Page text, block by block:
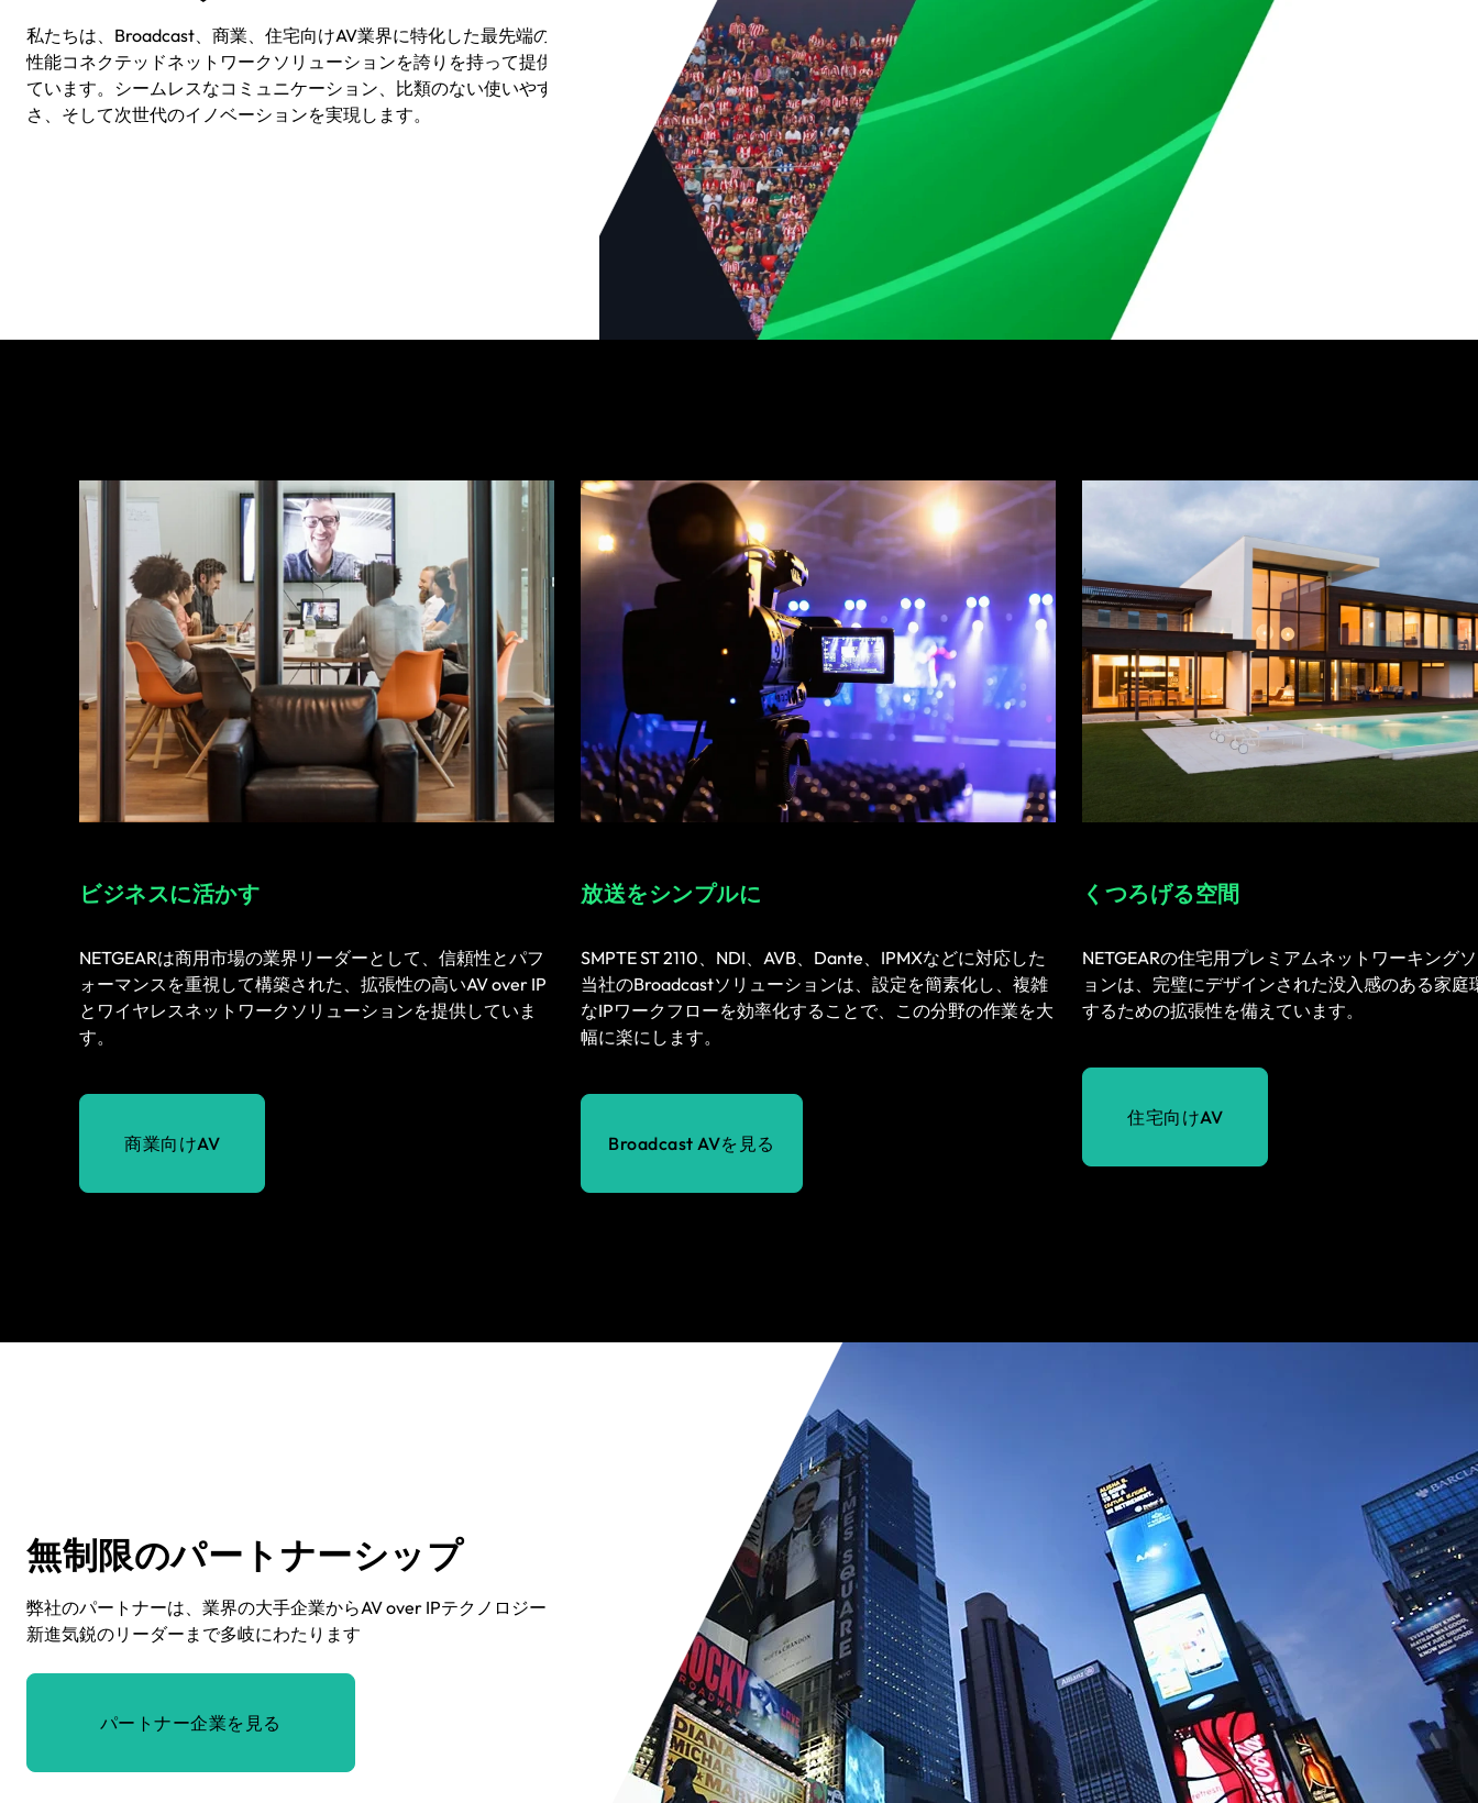
私たちは、Broadcast、商業、住宅向けAV業界に特化した最先端の高
性能コネクテッドネットワークソリューションを誇りを持って提供し
ています。シームレスなコミュニケーション、比類のない使いやす
さ、そして次世代のイノベーションを実現します。
ビジネスに活かす
NETGEARは商用市場の業界リーダーとして、信頼性とパフ
ォーマンスを重視して構築された、拡張性の高いAV over IP
とワイヤレスネットワークソリューションを提供していま
す。
商業向けAV
放送をシンプルに
SMPTE ST 2110、NDI、AVB、Dante、IPMXなどに対応した
当社のBroadcastソリューションは、設定を簡素化し、複雑
なIPワークフローを効率化することで、この分野の作業を大
幅に楽にします。
Broadcast AVを見る
くつろげる空間
NETGEARの住宅用プレミアムネットワーキング
ョンは、完璧にデザインされた没入感のある家庭
するための拡張性を備えています。
住宅向けAV
無制限のパートナーシップ
弊社のパートナーは、業界の大手企業からAV over IPテクノロジーの
新進気鋭のリーダーまで多岐にわたります
パートナー企業を見る